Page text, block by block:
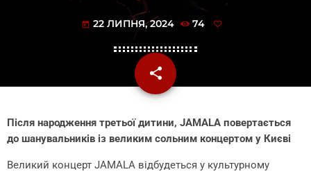
today 22 ЛИПНЯ, 2024 74
share
email
Після народження третьої дитини, JAMALA повертається
до шанувальників із великим сольним концертом у Києві
Великий концерт JAMALA відбудеться у культурному